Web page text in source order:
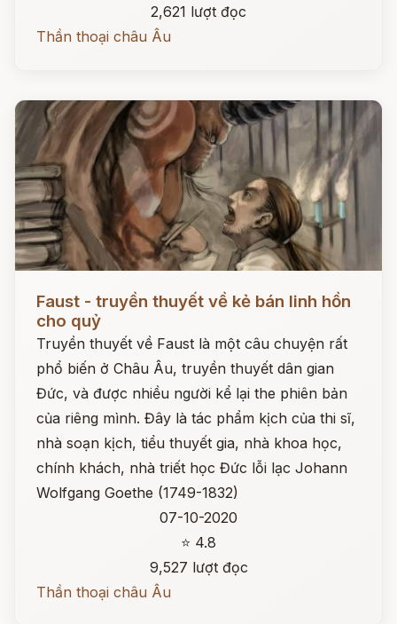
2,621 lượt đọc
Thần thoại châu Âu
Faust - truyền thuyết về kẻ bán linh hồn
cho quỷ
Truyền thuyết về Faust là một câu chuyện rất
phổ biến ở Châu Âu, truyền thuyết dân gian
Đức, và được nhiều người kể lại the phiên bản
của riêng mình. Đây là tác phẩm kịch của thi sĩ,
nhà soạn kịch, tiểu thuyết gia, nhà khoa học,
chính khách, nhà triết học Đức lỗi lạc Johann
Wolfgang Goethe (1749-1832)
07-10-2020
⭐ 4.8
9,527 lượt đọc
Thần thoại châu Âu